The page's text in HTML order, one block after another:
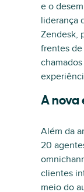
e o
liderança
Zendesk,
frentes
A nova
Além da
20
clientes
meio do